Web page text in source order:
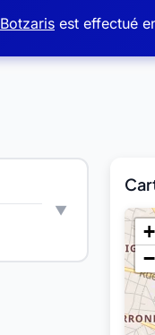
Botzaris est effectué
+
−